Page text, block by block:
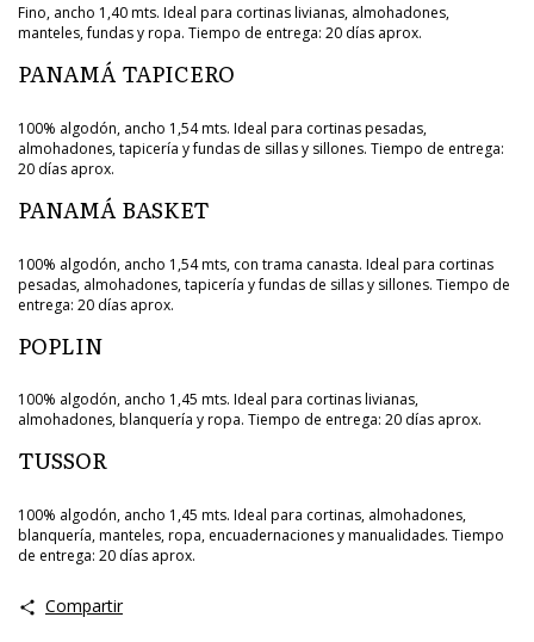
Fino, ancho 1,40 mts. Ideal para cortinas livianas, almohadones,
manteles, fundas y ropa. Tiempo de entrega: 20 días aprox.
PANAMÁ TAPICERO
100% algodón, ancho 1,54 mts. Ideal para cortinas pesadas,
almohadones, tapicería y fundas de sillas y sillones. Tiempo de entrega:
20 días aprox.
PANAMÁ BASKET
100% algodón, ancho 1,54 mts, con trama canasta. Ideal para cortinas
pesadas, almohadones, tapicería y fundas de sillas y sillones. Tiempo de
entrega: 20 días aprox.
POPLIN
100% algodón, ancho 1,45 mts. Ideal para cortinas livianas,
almohadones, blanquería y ropa. Tiempo de entrega: 20 días aprox.
TUSSOR
100% algodón, ancho 1,45 mts. Ideal para cortinas, almohadones,
blanquería, manteles, ropa, encuadernaciones y manualidades. Tiempo
de entrega: 20 días aprox.
Compartir